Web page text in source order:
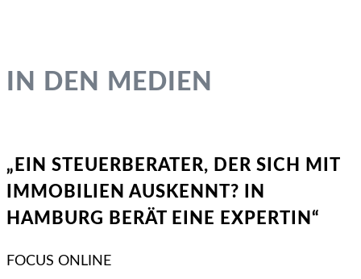
IN DEN MEDIEN
„EIN STEUERBERATER, DER SICH MIT
IMMOBILIEN AUSKENNT? IN
HAMBURG BERÄT EINE EXPERTIN“
FOCUS ONLINE